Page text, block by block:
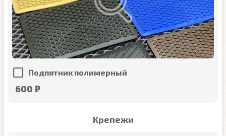
Подпятник полимерный
600 ₽
Крепежи